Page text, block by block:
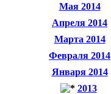
Мая 2014
Апреля 2014
Марта 2014
Февраля 2014
Января 2014
2013